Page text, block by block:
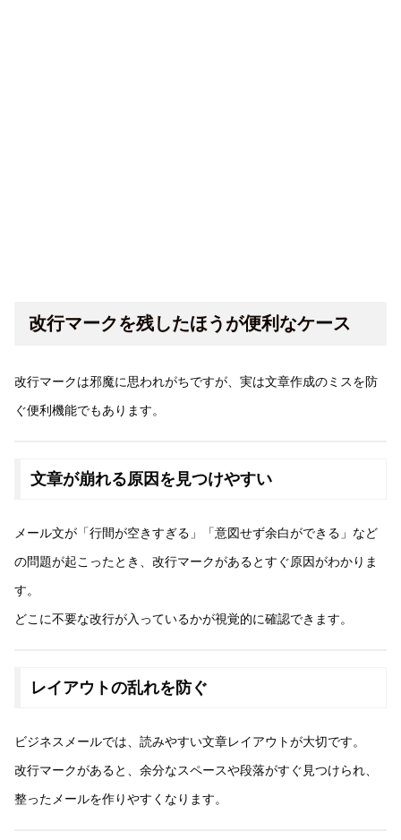
改行マークを残したほうが便利なケース
改行マークは邪魔に思われがちですが、実は文章作成のミスを防
ぐ便利機能でもあります。
文章が崩れる原因を見つけやすい
メール文が「行間が空きすぎる」「意図せず余白ができる」など
の問題が起こったとき、改行マークがあるとすぐ原因がわかりま
す。
どこに不要な改行が入っているかが視覚的に確認できます。
レイアウトの乱れを防ぐ
ビジネスメールでは、読みやすい文章レイアウトが大切です。
改行マークがあると、余分なスペースや段落がすぐ見つけられ、
整ったメールを作りやすくなります。